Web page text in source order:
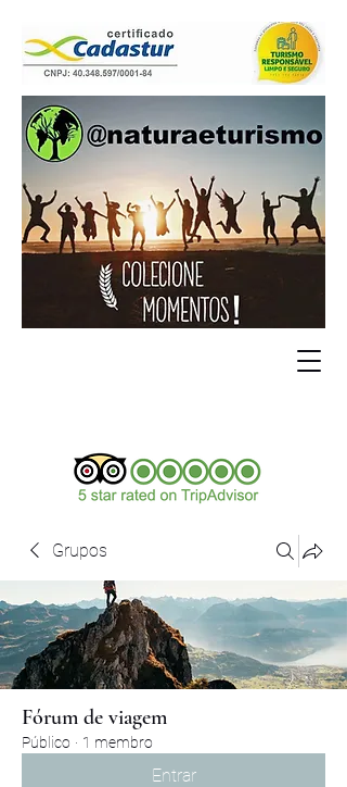
Grupos
Fórum de viagem
Público · 1 membro
Entrar